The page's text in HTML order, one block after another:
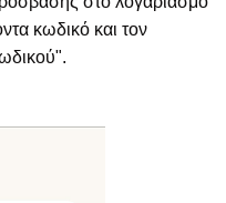
κωδικό και τον